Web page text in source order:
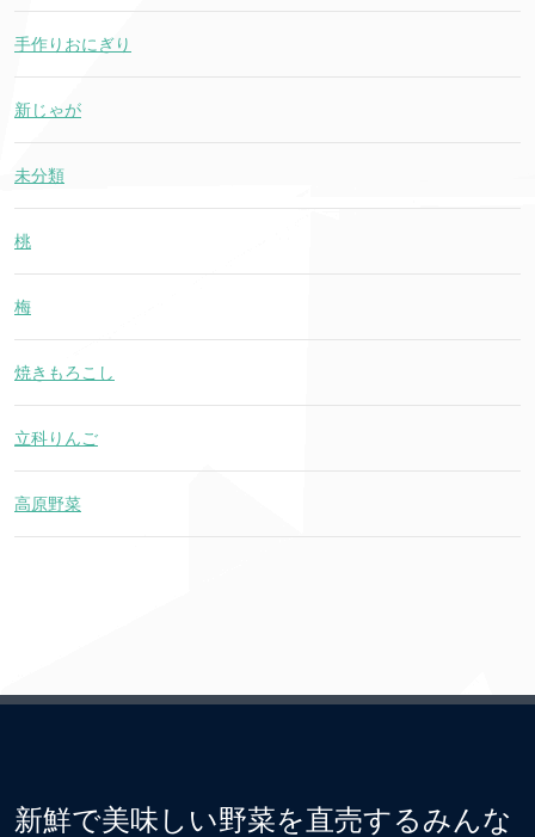
手作りおにぎり
新じゃが
未分類
桃
梅
焼きもろこし
立科りんご
高原野菜
新鮮で美味しい野菜を直売するみんな